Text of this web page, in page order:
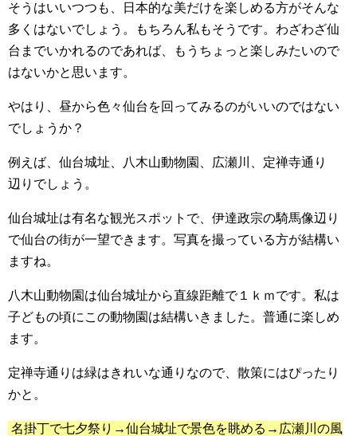
そうはいいつつも、日本的な美だけを楽しめる方がそんな
多くはないでしょう。もちろん私もそうです。わざわざ仙
台までいかれるのであれば、もうちょっと楽しみたいので
はないかと思います。
やはり、昼から色々仙台を回ってみるのがいいのではない
でしょうか？
例えば、仙台城址、八木山動物園、広瀬川、定禅寺通り
辺りでしょう。
仙台城址は有名な観光スポットで、伊達政宗の騎馬像辺り
で仙台の街が一望できます。写真を撮っている方が結構い
ますね。
八木山動物園は仙台城址から直線距離で１ｋｍです。私は
子どもの頃にこの動物園は結構いきました。普通に楽しめ
ます。
定禅寺通りは緑はきれいな通りなので、散策にはぴったり
かと。
名掛丁で七夕祭り→仙台城址で景色を眺める→広瀬川の風